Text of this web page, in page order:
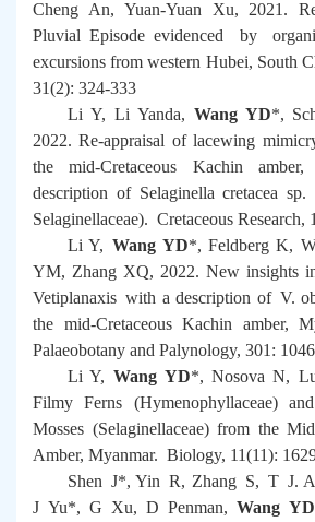
Cheng An, Yuan-Yuan Xu, 2021.
Pluvial Episode evidenced by
excursions from western Hubei, South
31(2): 324-333
Li Y, Li Yanda, Wang YD*,
2022. Re-appraisal of lacewing
the mid-Cretaceous Kachin
description of Selaginella cretacea sp.
Selaginellaceae). Cretaceous Research,
Li Y,Wang YD*, Feldberg K,
YM, Zhang XQ, 2022. New insights
Vetiplanaxis with a description of V.
the mid-Cretaceous Kachin amber,
Palaeobotany and Palynology, 301:
Li Y,Wang YD*, Nosova N,
Filmy Ferns (Hymenophyllaceae)
Mosses (Selaginellaceae) from the
Amber, Myanmar. Biology, 11(11):
Shen J*, Yin R, Zhang S, T J.
J Yu*, G Xu, D Penman, Wang YD